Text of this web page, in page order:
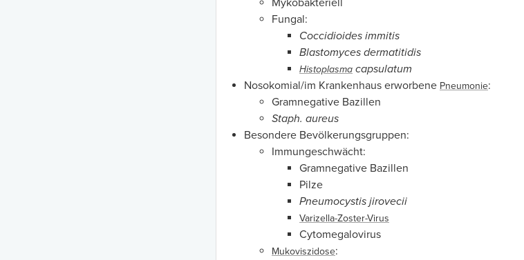
Mykobakteriell
Fungal:
Coccidioides immitis
Blastomyces dermatitidis
Histoplasma capsulatum
Nosokomial/im Krankenhaus erworbene Pneumonie:
Gramnegative Bazillen
Staph. aureus
Besondere Bevölkerungsgruppen:
Immungeschwächt:
Gramnegative Bazillen
Pilze
Pneumocystis jirovecii
Varizella-Zoster-Virus
Cytomegalovirus
Mukoviszidose: